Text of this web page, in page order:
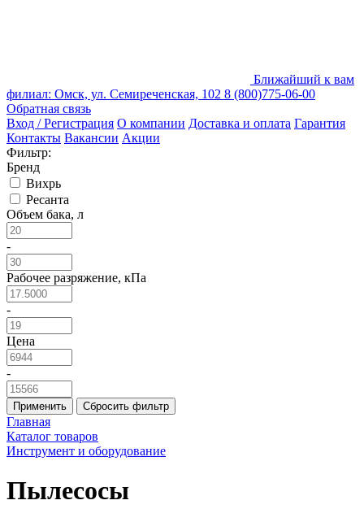
Ближайший к вам
филиал: Омск, ул. Семиреченская, 102 8 (800)775-06-00
Обратная связь
Вход / Регистрация О компании Доставка и оплата Гарантия
Контакты Вакансии Акции
Фильтр:
Бренд
Вихрь
Ресанта
Объем бака, л
-
Рабочее разряжение, кПа
-
Цена
-
Применить Сбросить фильтр
Главная
Каталог товаров
Инструмент и оборудование
Пылесосы